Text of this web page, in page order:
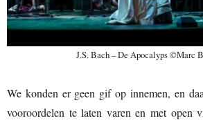
J.S. Bach – De Apocalyps ©Marc
We konden er geen gif op innemen, en
vooroordelen te laten varen en met open